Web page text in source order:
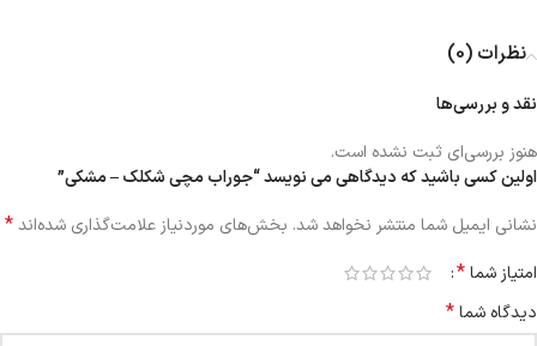
نظرات (0)
نقد و بررسی‌ها
هنوز بررسی‌ای ثبت نشده است.
اولین کسی باشید که دیدگاهی می نویسد “جوراب مچی شکلک – مشکی”
نشانی ایمیل شما منتشر نخواهد شد. بخش‌های موردنیاز علامت‌گذاری شده‌اند*
امتیاز شما*
دیدگاه شما*